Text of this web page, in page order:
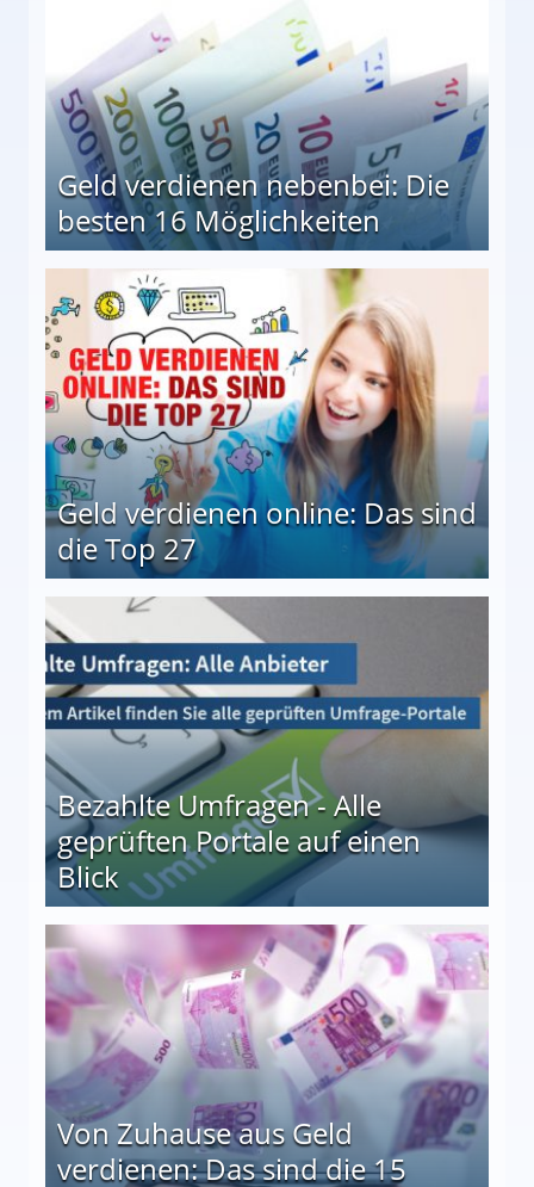
Geld verdienen nebenbei: Die
besten 16 Möglichkeiten
Geld verdienen online: Das sind
die Top 27
Bezahlte Umfragen - Alle
geprüften Portale auf einen
Blick
auf einen Blick
Von Zuhause aus Geld
verdienen: Das sind die 15